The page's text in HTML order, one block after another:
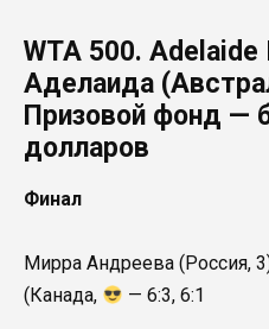
WTA 500. Adelaide
Аделаида
Призовой фонд —
долларов
Финал
Мирра Андреева (Россия,
(Канада,
— 6:3, 6:1